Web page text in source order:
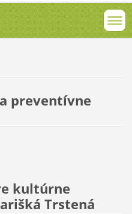
preventívne
kultúrne
Trstená